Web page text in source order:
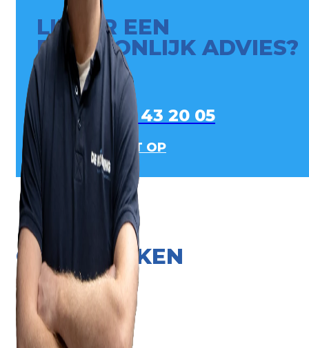
LIEVER EEN
PERSOONLIJK ADVIES?
0413 - 43 20 05
NEEM CONTACT OP
ONZE MERKEN